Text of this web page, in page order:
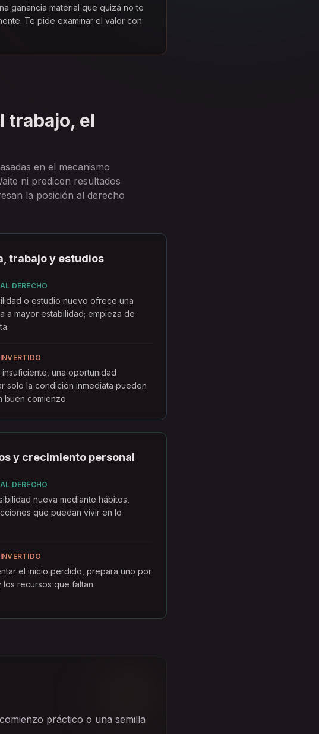
ganancia material que quizá no te
Te pide examinar el valor con
trabajo, el
en el mecanismo
ni predicen resultados
la posición al derecho
trabajo y estudios
DERECHO
o estudio nuevo ofrece una
a mayor estabilidad; empieza de
una oportunidad
solo la condición inmediata pueden
buen comienzo.
y crecimiento personal
DERECHO
nueva mediante hábitos,
que puedan vivir en lo
el inicio perdido, prepara uno por
los recursos que faltan.
práctico o una semilla